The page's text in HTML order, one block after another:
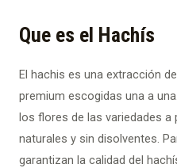
Que es el Hachís
El hachis es una extracción
premium escogidas una a
los flores de las variedades
naturales y sin disolventes.
garantizan la calidad del